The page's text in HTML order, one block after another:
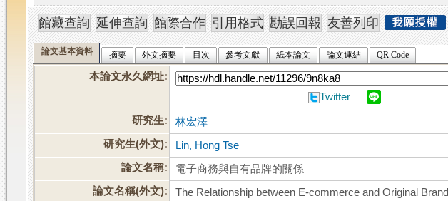
論文基本資料 摘要 外文摘要 目次 參考文獻 紙本論文 論文連結 QR Code
本論文永久網址:
Twitter
研究生:
林宏澤
研究生(外文):
Lin, Hong Tse
論文名稱:
電子商務與自有品牌的關係
論文名稱(外文):
The Relationship between E-commerce and Original Brand